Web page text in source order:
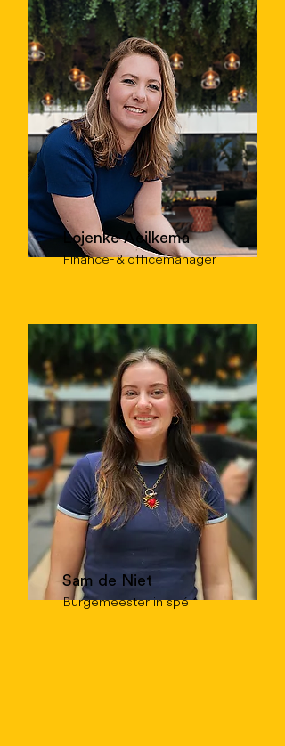
Lojenke Aeilkema
Finance- & officemanager
Sam de Niet
Burgemeester in spé